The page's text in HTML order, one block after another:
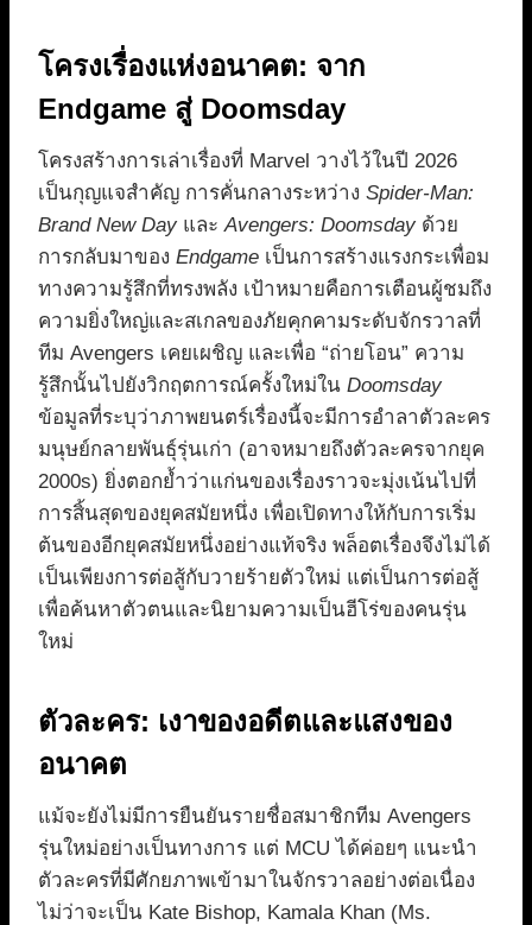
โครงเรื่องแห่งอนาคต: จาก
Endgame สู่ Doomsday
โครงสร้างการเล่าเรื่องที่ Marvel วางไว้ในปี 2026
เป็นกุญแจสำคัญ การคั่นกลางระหว่าง Spider-Man:
Brand New Day และAvengers: Doomsday ด้วย
การกลับมาของ Endgame เป็นการสร้างแรงกระเพื่อม
ทางความรู้สึกที่ทรงพลัง เป้าหมายคือการเตือนผู้ชมถึง
ความยิ่งใหญ่และสเกลของภัยคุกคามระดับจักรวาลที่
ทีม Avengers เคยเผชิญ และเพื่อ “ถ่ายโอน” ความ
รู้สึกนั้นไปยังวิกฤตการณ์ครั้งใหม่ใน Doomsday
ข้อมูลที่ระบุว่าภาพยนตร์เรื่องนี้จะมีการอำลาตัวละคร
มนุษย์กลายพันธุ์รุ่นเก่า (อาจหมายถึงตัวละครจากยุค
2000s) ยิ่งตอกย้ำว่าแก่นของเรื่องราวจะมุ่งเน้นไปที่
การสิ้นสุดของยุคสมัยหนึ่ง เพื่อเปิดทางให้กับการเริ่ม
ต้นของอีกยุคสมัยหนึ่งอย่างแท้จริง พล็อตเรื่องจึงไม่ได้
เป็นเพียงการต่อสู้กับวายร้ายตัวใหม่ แต่เป็นการต่อสู้
เพื่อค้นหาตัวตนและนิยามความเป็นฮีโร่ของคนรุ่น
ใหม่
ตัวละคร: เงาของอดีตและแสงของ
อนาคต
แม้จะยังไม่มีการยืนยันรายชื่อสมาชิกทีม Avengers
รุ่นใหม่อย่างเป็นทางการ แต่ MCU ได้ค่อยๆ แนะนำ
ตัวละครที่มีศักยภาพเข้ามาในจักรวาลอย่างต่อเนื่อง
ไม่ว่าจะเป็น Kate Bishop, Kamala Khan (Ms.